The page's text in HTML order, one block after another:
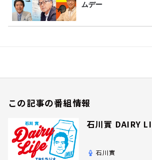
ムデー
この記事の番組情報
石川實 DAIRY
石川實